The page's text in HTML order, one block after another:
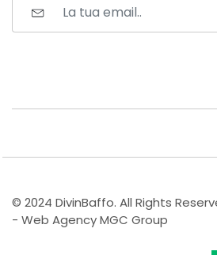
© 2024 DivinBaffo. All Rights
- Web Agency MGC Group